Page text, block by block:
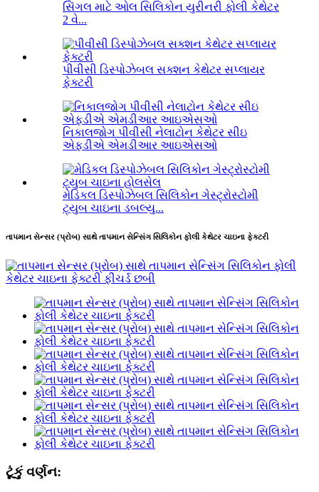
સિંગલ માટે ઓલ સિલિકોન યુરીનરી ફોલી કેથેટર
2 વે...
પીવીસી ડિસ્પોઝેબલ સક્શન કેથેટર સપ્લાયર
ફેક્ટરી
નિકાલજોગ પીવીસી નેલાટોન કેથેટર સીઇ
એફડીએ એમડીઆર આઇએસઓ
મેડિકલ ડિસ્પોઝેબલ સિલિકોન ગેસ્ટ્રોસ્ટોમી
ટ્યુબ ચાઇના ડબલ્યુ...
તાપમાન સેન્સર (પ્રોબ) સાથે તાપમાન સેન્સિંગ સિલિકોન ફોલી કેથેટર ચાઇના ફેક્ટરી
ટૂંકું વર્ણન: